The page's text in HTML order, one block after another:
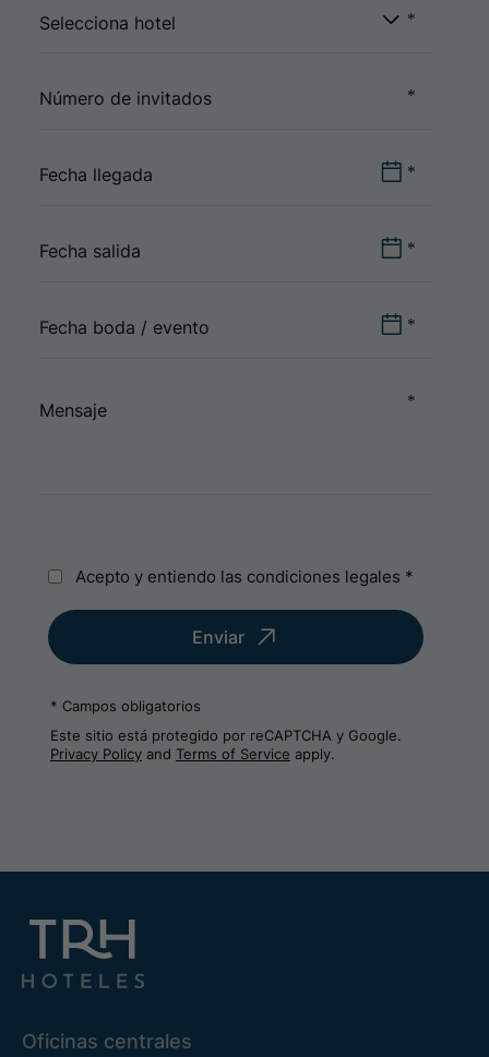
Selecciona hotel
Acepto y entiendo las condiciones legales *
Enviar
* Campos obligatorios
Este sitio está protegido por reCAPTCHA y Google.
Privacy Policy and Terms of Service apply.
Oficinas centrales